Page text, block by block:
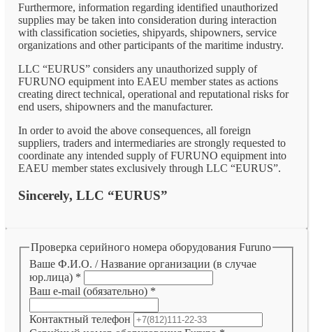
Furthermore, information regarding identified unauthorized
supplies may be taken into consideration during interaction
with classification societies, shipyards, shipowners, service
organizations and other participants of the maritime industry.
LLC “EURUS” considers any unauthorized supply of
FURUNO equipment into EAEU member states as actions
creating direct technical, operational and reputational risks for
end users, shipowners and the manufacturer.
In order to avoid the above consequences, all foreign
suppliers, traders and intermediaries are strongly requested to
coordinate any intended supply of FURUNO equipment into
EAEU member states exclusively through LLC “EURUS”.
Sincerely, LLC “EURUS”
Проверка серийного номера оборудования Furuno
Ваше Ф.И.О. / Название организации (в случае
юр.лица) *
Ваш e-mail (обязательно) *
Контактный телефон